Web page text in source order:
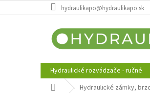
na
hydraulikapo@hydraulikapo.sk
Hydraulické rozvádzače - ručné
DomovHydraulické zámky,